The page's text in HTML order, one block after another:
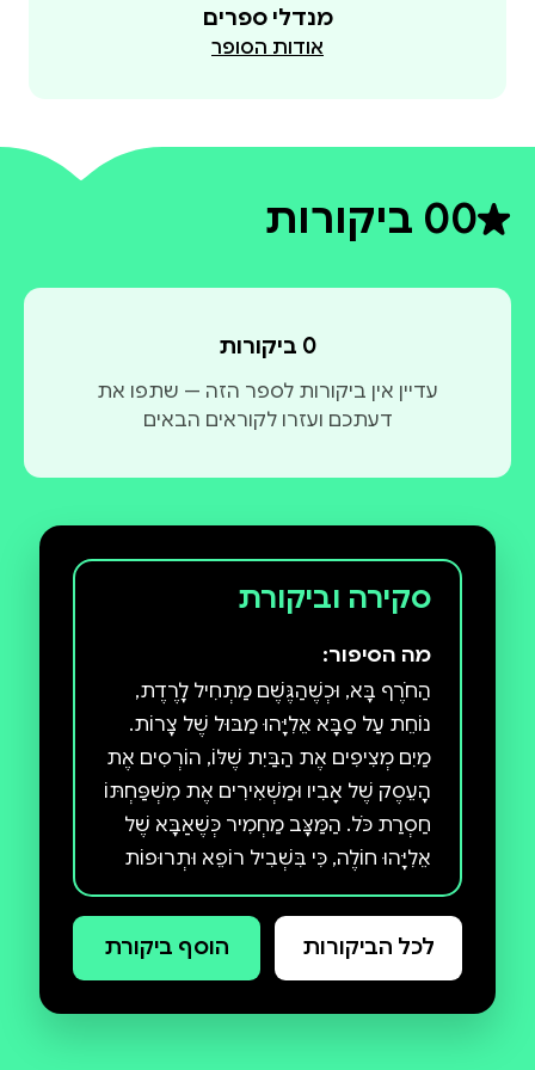
מנדלי ספרים
אודות הסופר
0דירוג ממוצע 0 מתוך 5
0 ביקורות
0 ביקורות
עדיין אין ביקורות לספר הזה — שתפו את
דעתכם ועזרו לקוראים הבאים
סקירה וביקורת
מה הסיפור:
הַחֹרֶף בָּא, וּכְשֶׁהַגֶּשֶׁם מַתְחִיל לָרֶדֶת,
נוֹחֵת עַל סַבָּא אֵלִיָּהוּ מַבּוּל שֶׁל צָרוֹת.
מַיִם מְצִיפִים אֶת הַבַּיִת שֶׁלּוֹ, הוֹרְסִים אֶת
הָעֵסֶק שֶׁל אָבִיו וּמַשְׁאִירִים אֶת מִשְׁפַּחְתּוֹ
חַסְרַת כֹּל. הַמַּצָּב מַחְמִיר כְּשֶׁאַבָּא שֶׁל
אֵלִיָּהוּ חוֹלֶה, כִּי בִּשְׁבִיל רוֹפֵא וּתְרוּפוֹת
צָרִיךְ כֶּסֶף, וְכֶסֶף — אֵין! אֲבָל אֵלִיָּהוּ לֹא
מִתְיָאֵשׁ, וְגַם אִם אִבֵּד הַכֹּל, הוּא עֲדַיִן
מָלֵא תּוּשִׁיָּה וְדִמְיוֹן, וּבְעֶזְרָתָם אֶפְשָׁר
לכל הביקורות הוסף ביקורת